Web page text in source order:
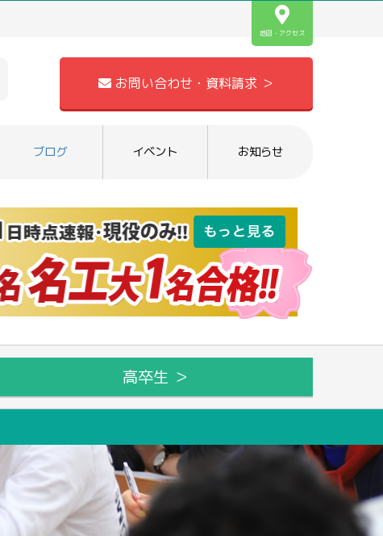
地図・アクセス
お問い合わせ・資料請求 ＞
ブログ イベント お知らせ
高卒生 ＞